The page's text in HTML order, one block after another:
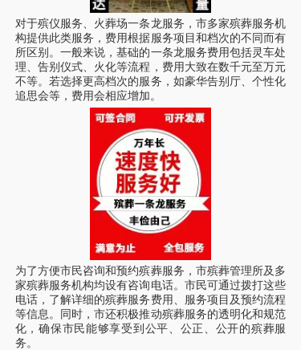
对于殡仪服务、火葬场一条龙服务，市多家殡葬服务机
构提供此类服务，费用根据服务项目和档次的不同而有
所区别。一般来说，基础的一条龙服务费用包括灵车处
理、告别仪式、火化等流程，费用大致在数千元至万元
不等。若选择更高档次的服务，如豪华告别厅、个性化
追思会等，费用会相应增加。
为了方便市民咨询和预约殡葬服务，市殡葬管理所及多
家殡葬服务机构均设有咨询电话。市民可通过拨打这些
电话，了解详细的殡葬服务费用、服务项目及预约流程
等信息。同时，市还积极推动殡葬服务的透明化和规范
化，确保市民能够享受到公平、公正、公开的殡葬服
务。